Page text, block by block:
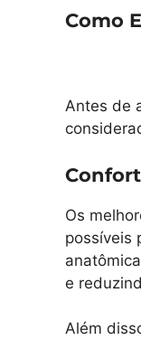
Como
Antes de
Os
possíveis
e
Além